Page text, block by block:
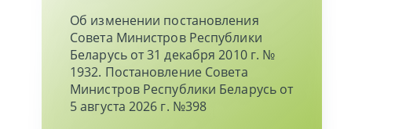
Об изменении постановления
Совета Министров Республики
Беларусь от 31 декабря 2010 г. №
1932. Постановление Совета
Министров Республики Беларусь от
5 августа 2026 г. №398